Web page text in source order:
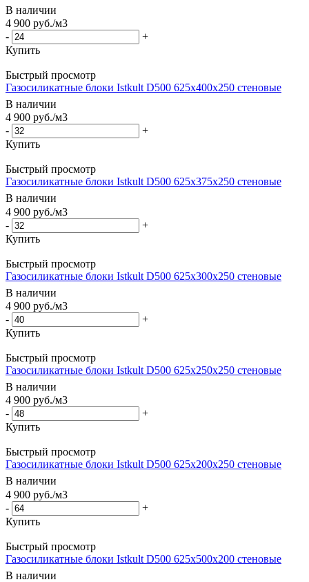
В наличии
4 900 руб./м3
-
+
Купить
Быстрый просмотр
Газосиликатные блоки Istkult D500 625х400х250 стеновые
В наличии
4 900 руб./м3
-
+
Купить
Быстрый просмотр
Газосиликатные блоки Istkult D500 625х375х250 стеновые
В наличии
4 900 руб./м3
-
+
Купить
Быстрый просмотр
Газосиликатные блоки Istkult D500 625х300х250 стеновые
В наличии
4 900 руб./м3
-
+
Купить
Быстрый просмотр
Газосиликатные блоки Istkult D500 625х250х250 стеновые
В наличии
4 900 руб./м3
-
+
Купить
Быстрый просмотр
Газосиликатные блоки Istkult D500 625х200х250 стеновые
В наличии
4 900 руб./м3
-
+
Купить
Быстрый просмотр
Газосиликатные блоки Istkult D500 625х500х200 стеновые
В наличии